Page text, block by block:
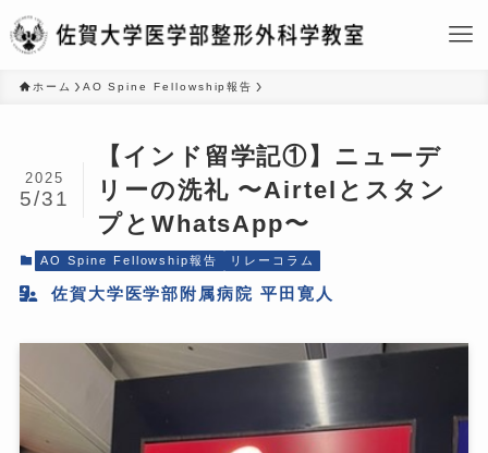
ホーム AO Spine Fellowship報告
【インド留学記①】ニューデ
リーの洗礼 〜Airtelとスタン
プとWhatsApp〜
2025
5/31
AO Spine Fellowship報告 リレーコラム
佐賀大学医学部附属病院 平田寛人